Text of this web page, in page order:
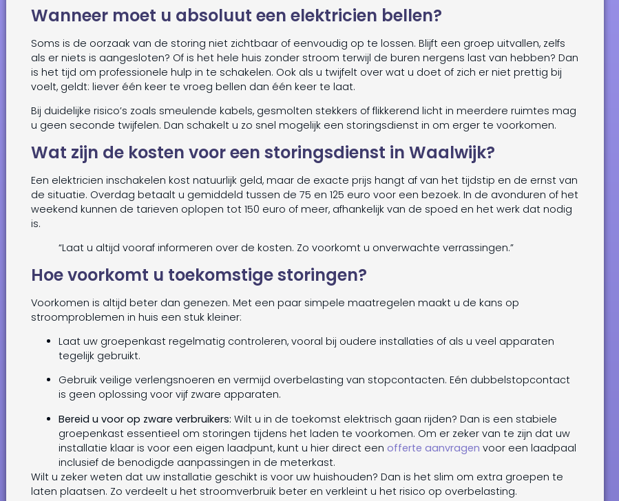
Wanneer moet u absoluut een elektricien bellen?
Soms is de oorzaak van de storing niet zichtbaar of eenvoudig op te lossen. Blijft een groep uitvallen, zelfs
als er niets is aangesloten? Of is het hele huis zonder stroom terwijl de buren nergens last van hebben? Dan
is het tijd om professionele hulp in te schakelen. Ook als u twijfelt over wat u doet of zich er niet prettig bij
voelt, geldt: liever één keer te vroeg bellen dan één keer te laat.
Bij duidelijke risico’s zoals smeulende kabels, gesmolten stekkers of flikkerend licht in meerdere ruimtes mag
u geen seconde twijfelen. Dan schakelt u zo snel mogelijk een storingsdienst in om erger te voorkomen.
Wat zijn de kosten voor een storingsdienst in Waalwijk?
Een elektricien inschakelen kost natuurlijk geld, maar de exacte prijs hangt af van het tijdstip en de ernst van
de situatie. Overdag betaalt u gemiddeld tussen de 75 en 125 euro voor een bezoek. In de avonduren of het
weekend kunnen de tarieven oplopen tot 150 euro of meer, afhankelijk van de spoed en het werk dat nodig
is.
“Laat u altijd vooraf informeren over de kosten. Zo voorkomt u onverwachte verrassingen.”
Hoe voorkomt u toekomstige storingen?
Voorkomen is altijd beter dan genezen. Met een paar simpele maatregelen maakt u de kans op
stroomproblemen in huis een stuk kleiner:
Laat uw groepenkast regelmatig controleren, vooral bij oudere installaties of als u veel apparaten
tegelijk gebruikt.
Gebruik veilige verlengsnoeren en vermijd overbelasting van stopcontacten. Eén dubbelstopcontact
is geen oplossing voor vijf zware apparaten.
Bereid u voor op zware verbruikers: Wilt u in de toekomst elektrisch gaan rijden? Dan is een stabiele
groepenkast essentieel om storingen tijdens het laden te voorkomen. Om er zeker van te zijn dat uw
installatie klaar is voor een eigen laadpunt, kunt u hier direct een offerte aanvragen voor een laadpaal
inclusief de benodigde aanpassingen in de meterkast.
Wilt u zeker weten dat uw installatie geschikt is voor uw huishouden? Dan is het slim om extra groepen te
laten plaatsen. Zo verdeelt u het stroomverbruik beter en verkleint u het risico op overbelasting.